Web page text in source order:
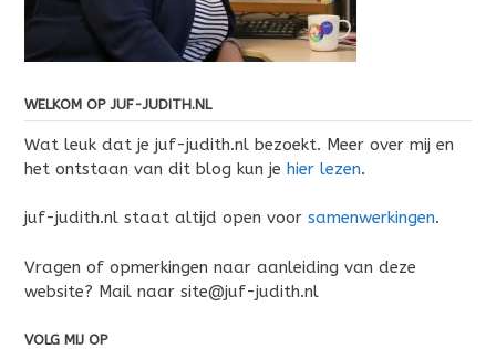
WELKOM OP JUF-JUDITH.NL
Wat leuk dat je juf-judith.nl bezoekt. Meer over mij en
het ontstaan van dit blog kun je hier lezen.
juf-judith.nl staat altijd open voor samenwerkingen.
Vragen of opmerkingen naar aanleiding van deze
website? Mail naar site@juf-judith.nl
VOLG MIJ OP